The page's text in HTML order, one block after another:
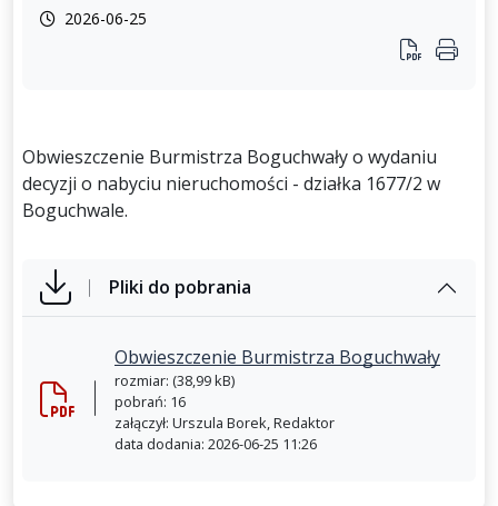
2026-06-25
Obwieszczenie Burmistrza Boguchwały o wydaniu
decyzji o nabyciu nieruchomości - działka 1677/2 w
Boguchwale.
Pliki do pobrania
Obwieszczenie Burmistrza Boguchwały
rozmiar: (38,99 kB)
pobrań: 16
załączył: Urszula Borek, Redaktor
data dodania: 2026-06-25 11:26